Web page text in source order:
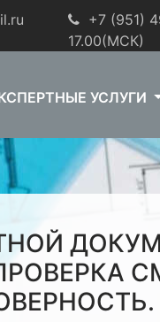
+7 (951)
17.00(МСК)
УСЛУГИ